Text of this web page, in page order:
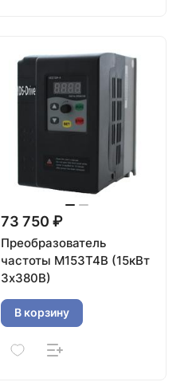
73 750 ₽
Преобразователь
частоты M153T4B (15кВт
3х380В)
В корзину